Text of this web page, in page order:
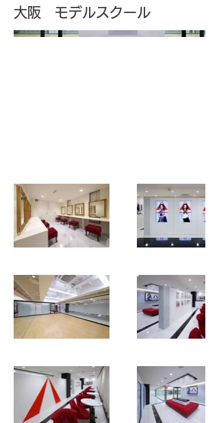
大阪 モデルスクール